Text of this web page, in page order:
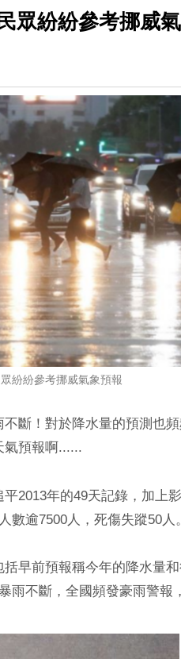
眾紛紛參考挪威
紛紛參考挪威氣象預報
斷！對於降水量的預測也頻
氣預報啊......
2013年的49天記錄，加上
逾7500人，死傷失蹤50人。
早前預報稱今年的降水量
雨不斷，全國頻發豪雨警報